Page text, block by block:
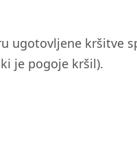
ugotovljene kršitve
je pogoje kršil).